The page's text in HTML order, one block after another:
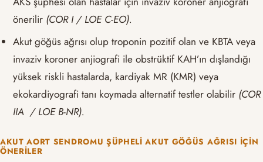
önerilir (COR I / LOE C-EO).
Akut göğüs ağrısı olup troponin pozitif olan ve KBTA veya
invaziv koroner anjiografi ile obstrüktif KAH’ın dışlandığı
yüksek riskli hastalarda, kardiyak MR (KMR) veya
ekokardiyografi tanı koymada alternatif testler olabilir (COR
IIA / LOE B-NR).
AKUT AORT SENDROMU ŞÜPHELI AKUT GÖĞÜS AĞRISI İÇIN
ÖNERILER